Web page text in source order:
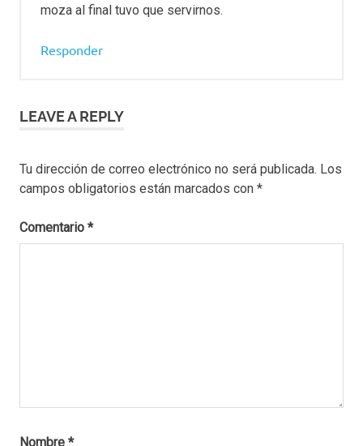
chocolate
fondue
bariloche
de queso
de queso
en
moza al final tuvo que servirnos.
Responder
LEAVE A REPLY
Tu dirección de correo electrónico no será publicada. Los
campos obligatorios están marcados con *
Comentario *
Nombre *